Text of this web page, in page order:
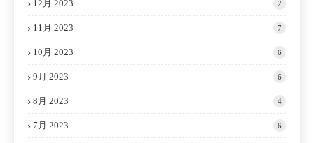
12月 2023 2
11月 2023 7
10月 2023 6
9月 2023 6
8月 2023 4
7月 2023 6